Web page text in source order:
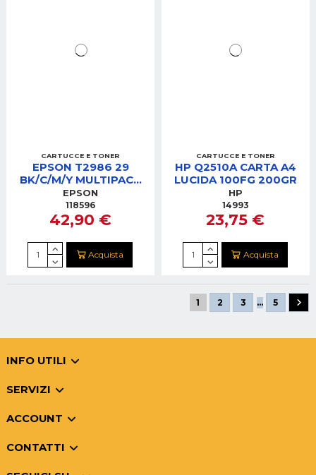
CARTUCCE E TONER
EPSON T2986 29
BK/C/M/Y MULTIPACK
CARTUCCE
EPSON
118596
42,90 €
Acquista
CARTUCCE E TONER
HP Q2510A CARTA A4
LUCIDA 100FG 200GR
HP
14993
23,75 €
Acquista
1 2 3 … 5
INFO UTILI
SERVIZI
ACCOUNT
CONTATTI